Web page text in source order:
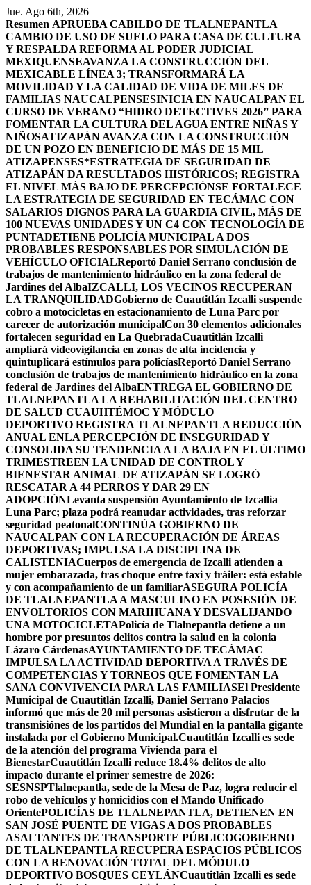
Saltar
al
contenido
Jue. Ago 6th, 2026
Resumen APRUEBA CABILDO DE TLALNEPANTLA
CAMBIO DE USO DE SUELO PARA CASA DE CULTURA
Y RESPALDA REFORMA AL PODER JUDICIAL
MEXIQUENSEAVANZA LA CONSTRUCCIÓN DEL
MEXICABLE LÍNEA 3; TRANSFORMARÁ LA
MOVILIDAD Y LA CALIDAD DE VIDA DE MILES DE
FAMILIAS NAUCALPENSESINICIA EN NAUCALPAN EL
CURSO DE VERANO “HIDRO DETECTIVES 2026” PARA
FOMENTAR LA CULTURA DEL AGUA ENTRE NIÑAS Y
NIÑOSATIZAPÁN AVANZA CON LA CONSTRUCCIÓN
DE UN POZO EN BENEFICIO DE MÁS DE 15 MIL
ATIZAPENSES*ESTRATEGIA DE SEGURIDAD DE
ATIZAPÁN DA RESULTADOS HISTÓRICOS; REGISTRA
EL NIVEL MÁS BAJO DE PERCEPCIÓNSE FORTALECE
LA ESTRATEGIA DE SEGURIDAD EN TECÁMAC CON
SALARIOS DIGNOS PARA LA GUARDIA CIVIL, MÁS DE
100 NUEVAS UNIDADES Y UN C4 CON TECNOLOGÍA DE
PUNTADETIENE POLICÍA MUNICIPAL A DOS
PROBABLES RESPONSABLES POR SIMULACIÓN DE
VEHÍCULO OFICIALReportó Daniel Serrano conclusión de
trabajos de mantenimiento hidráulico en la zona federal de
Jardines del AlbaIZCALLI, LOS VECINOS RECUPERAN
LA TRANQUILIDADGobierno de Cuautitlán Izcalli suspende
cobro a motocicletas en estacionamiento de Luna Parc por
carecer de autorización municipalCon 30 elementos adicionales
fortalecen seguridad en La QuebradaCuautitlán Izcalli
ampliará videovigilancia en zonas de alta incidencia y
quintuplicará estímulos para policíasReportó Daniel Serrano
conclusión de trabajos de mantenimiento hidráulico en la zona
federal de Jardines del AlbaENTREGA EL GOBIERNO DE
TLALNEPANTLA LA REHABILITACIÓN DEL CENTRO
DE SALUD CUAUHTÉMOC Y MÓDULO
DEPORTIVO REGISTRA TLALNEPANTLA REDUCCIÓN
ANUAL ENLA PERCEPCIÓN DE INSEGURIDAD Y
CONSOLIDA SU TENDENCIA A LA BAJA EN EL ÚLTIMO
TRIMESTREEN LA UNIDAD DE CONTROL Y
BIENESTAR ANIMAL DE ATIZAPÁN SE LOGRÓ
RESCATAR A 44 PERROS Y DAR 29 EN
ADOPCIÓNLevanta suspensión Ayuntamiento de Izcallia
Luna Parc; plaza podrá reanudar actividades, tras reforzar
seguridad peatonalCONTINÚA GOBIERNO DE
NAUCALPAN CON LA RECUPERACIÓN DE ÁREAS
DEPORTIVAS; IMPULSA LA DISCIPLINA DE
CALISTENIACuerpos de emergencia de Izcalli atienden a
mujer embarazada, tras choque entre taxi y tráiler: está estable
y con acompañamiento de un familiarASEGURA POLICÍA
DE TLALNEPANTLA A MASCULINO EN POSESIÓN DE
ENVOLTORIOS CON MARIHUANA Y DESVALIJANDO
UNA MOTOCICLETAPolicía de Tlalnepantla detiene a un
hombre por presuntos delitos contra la salud en la colonia
Lázaro CárdenasAYUNTAMIENTO DE TECÁMAC
IMPULSA LA ACTIVIDAD DEPORTIVA A TRAVÉS DE
COMPETENCIAS Y TORNEOS QUE FOMENTAN LA
SANA CONVIVENCIA PARA LAS FAMILIASEl Presidente
Municipal de Cuautitlán Izcalli, Daniel Serrano Palacios
informó que más de 20 mil personas asistieron a disfrutar de la
transmisiónes de los partidos del Mundial en la pantalla gigante
instalada por el Gobierno Municipal.Cuautitlán Izcalli es sede
de la atención del programa Vivienda para el
BienestarCuautitlán Izcalli reduce 18.4% delitos de alto
impacto durante el primer semestre de 2026:
SESNSPTlalnepantla, sede de la Mesa de Paz, logra reducir el
robo de vehículos y homicidios con el Mando Unificado
OrientePOLICÍAS DE TLALNEPANTLA, ​DETIENEN EN
SAN JOSÉ PUENTE DE VIGAS A DOS PROBABLES
ASALTANTES DE TRANSPORTE PÚBLICOGOBIERNO
DE TLALNEPANTLA RECUPERA ESPACIOS PÚBLICOS
CON LA RENOVACIÓN TOTAL DEL MÓDULO
DEPORTIVO BOSQUES CEYLÁNCuautitlán Izcalli es sede